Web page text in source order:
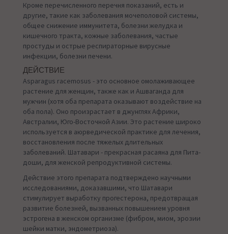
Кроме перечисленного перечня показаний, есть и
другие, такие как заболевания мочеполовой системы,
общее снижение иммунитета, болезни желудка и
кишечного тракта, кожные заболевания, частые
простуды и острые респираторные вирусные
инфекции, болезни печени.
ДЕЙСТВИЕ
Asparagus racemosus - это основное омолаживающее
растение для женщин, также как и Ашваганда для
мужчин (хотя оба препарата оказывают воздействие на
оба пола). Оно произрастает в джунглях Африки,
Австралии, Юго-Восточной Азии. Это растение широко
используется в аюрведической практике для лечения,
восстановления после тяжелых длительных
заболеваний. Шатавари - прекрасная расаяна для Пита-
доши, для женской репродуктивной системы.
Действие этого препарата подтверждено научными
исследованиями, доказавшими, что Шатавари
стимулирует выработку прогестерона, предотвращая
развитие болезней, вызванных повышением уровня
эстрогена в женском организме (фибром, миом, эрозии
шейки матки, эндометриоза).